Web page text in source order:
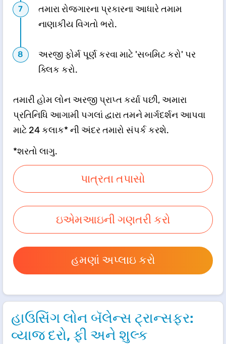
તમારા રોજગારના પ્રકારના આધારે તમામ
નાણાકીય વિગતો ભરો.
અરજી ફોર્મ પૂર્ણ કરવા માટે 'સબમિટ કરો' પર
ક્લિક કરો.
તમારી હોમ લોન અરજી પ્રાપ્ત કર્યા પછી, અમારા
પ્રતિનિધિ આગામી પગલાં દ્વારા તમને માર્ગદર્શન આપવા
માટે 24 કલાક* ની અંદર તમારો સંપર્ક કરશે.
*શરતો લાગુ.
પાત્રતા તપાસો
ઇએમઆઇની ગણતરી કરો
હમણાં અપ્લાઇ કરો
હાઉસિંગ લોન બૅલેન્સ ટ્રાન્સફર:
વ્યાજ દરો, ફી અને શુલ્ક